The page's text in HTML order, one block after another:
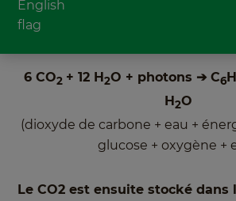
du soleil, ils transforment l'eau
carbone:
6 CO2 + 12 H2O + photons ➔ C6H
H2O
(dioxyde de carbone + eau +
glucose + oxygène +
Le CO2 est ensuite stocké dans